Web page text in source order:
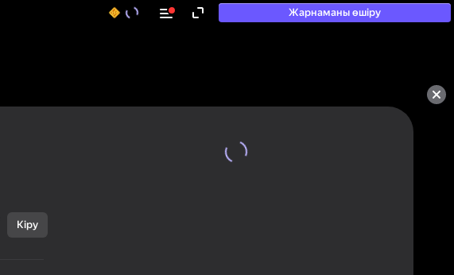
Жарнаманы өшіру
50+ топ ойындар, олармен
Кіру